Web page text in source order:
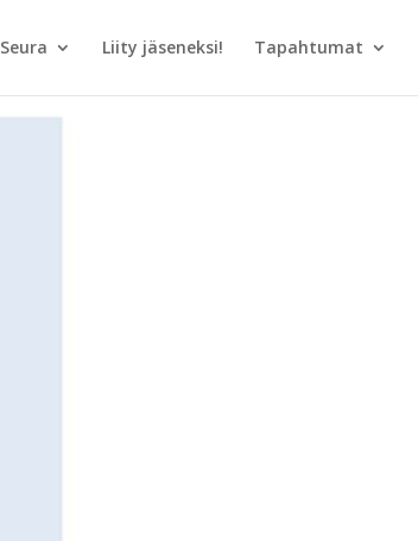
Seura Liity jäseneksi! Tapahtumat